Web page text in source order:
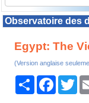
Observatoire des
Egypt: The
(Version anglaise
Partager